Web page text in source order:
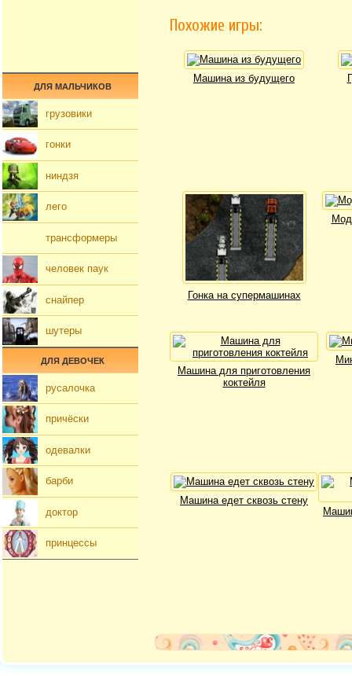
Похожие игры:
Машина из будущего
Гонка на супермашинах
Машина для приготовления
коктейля
Машина едет сквозь стену
ДЛЯ МАЛЬЧИКОВ
грузовики
гонки
ниндзя
лего
трансформеры
человек паук
снайпер
шутеры
ДЛЯ ДЕВОЧЕК
русалочка
причёски
одевалки
барби
доктор
принцессы